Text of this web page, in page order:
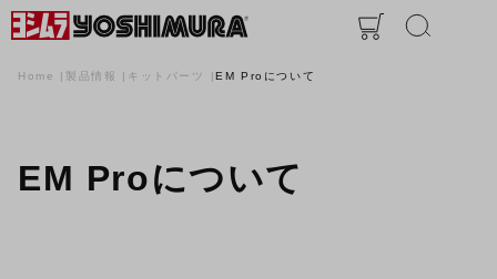
Home 製品情報 キットパーツ EM Proについて
EM Proについて